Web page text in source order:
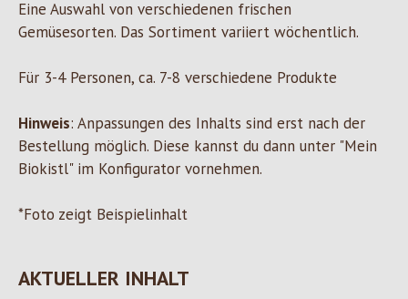
Eine Auswahl von verschiedenen frischen
Gemüsesorten. Das Sortiment variiert wöchentlich.
Für 3-4 Personen, ca. 7-8 verschiedene Produkte
Hinweis: Anpassungen des Inhalts sind erst nach der
Bestellung möglich. Diese kannst du dann unter "Mein
Biokistl" im Konfigurator vornehmen.
*Foto zeigt Beispielinhalt
AKTUELLER INHALT